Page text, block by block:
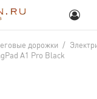
дорожки /
A1 Pro Black